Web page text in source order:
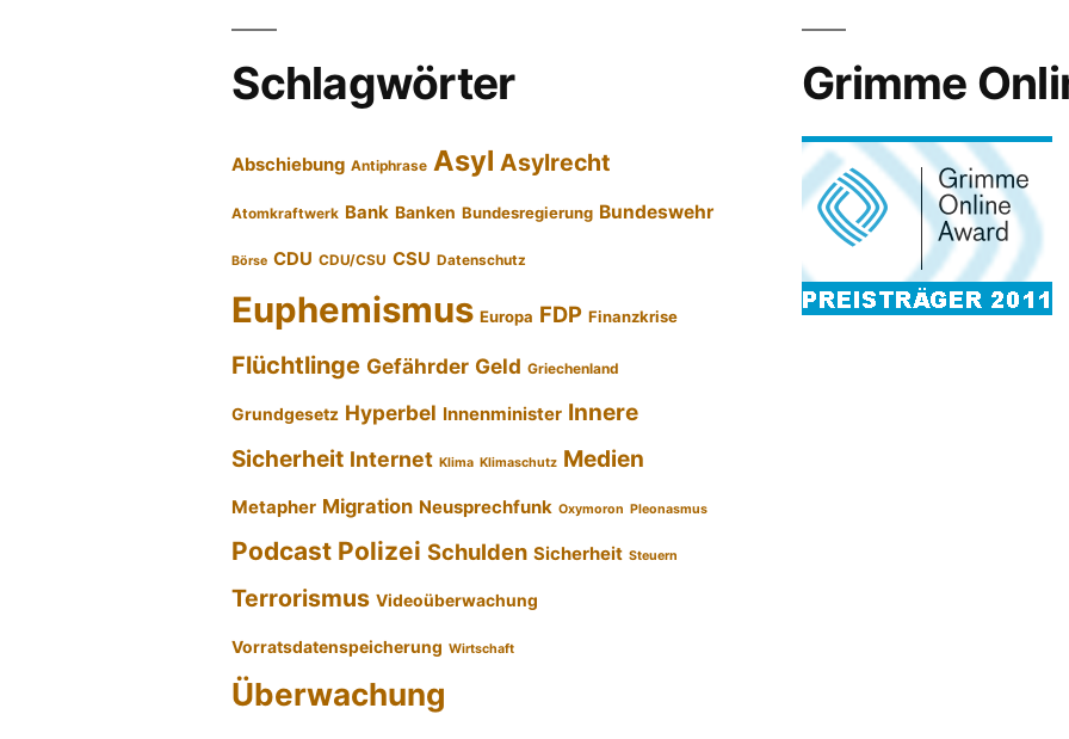
Schlagwörter
Abschiebung Antiphrase Asyl Asylrecht
Atomkraftwerk Bank Banken Bundesregierung Bundeswehr
Börse CDU CDU/CSU CSU Datenschutz
Euphemismus Europa FDP Finanzkrise
Flüchtlinge Gefährder Geld Griechenland
Grundgesetz Hyperbel Innenminister Innere
Sicherheit Internet Klima Klimaschutz Medien
Metapher Migration Neusprechfunk Oxymoron Pleonasmus
Podcast Polizei Schulden Sicherheit Steuern
Terrorismus Videoüberwachung
Vorratsdatenspeicherung Wirtschaft
Überwachung
Grimme